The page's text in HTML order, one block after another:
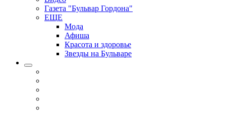
Газета "Бульвар Гордона"
ЕЩЕ
Мода
Афиша
Красота и здоровье
Звезды на Бульваре